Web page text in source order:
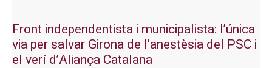
Front independentista i municipalista: l’única
via per salvar Girona de l’anestèsia del PSC i
el verí d’Aliança Catalana